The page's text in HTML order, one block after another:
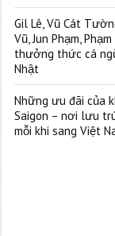
Gil Lê, Vũ Cát
Vũ, Jun Phạm,
thưởng thức cá
Nhật
Những ưu đãi của
Saigon – nơi lưu
mỗi khi sang Việt